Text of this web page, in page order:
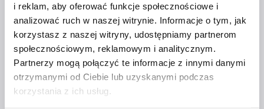
i reklam, aby oferować funkcje społecznościowe i
analizować ruch w naszej witrynie. Informacje o tym, jak
korzystasz z naszej witryny, udostępniamy partnerom
społecznościowym, reklamowym i analitycznym.
Partnerzy mogą połączyć te informacje z innymi danymi
otrzymanymi od Ciebie lub uzyskanymi podczas
korzystania z ich usług.
szukać
spełnienia?
OKIEM EKSPERTA
„NIE MAM CZASU” –
CZY TO TAKŻE TWOJA